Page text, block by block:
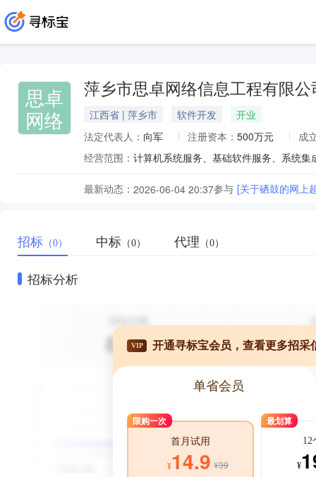
思卓
网络
萍乡市思卓网络信息工程有限公
江西省 | 萍乡市 软件开发
开业
法定代表人： 向军 注册资本： 500万元
成
经营范围：
最新动态： 2026-06-04 20:37参与 [关于硒鼓的网上
招标 （0） 中标 （0） 代理 （0）
招标分析
VIP 开通寻标宝会员，查看更多招采
单省会员
限购一次
首月试用
¥14.9 ¥39
最划算
12
¥